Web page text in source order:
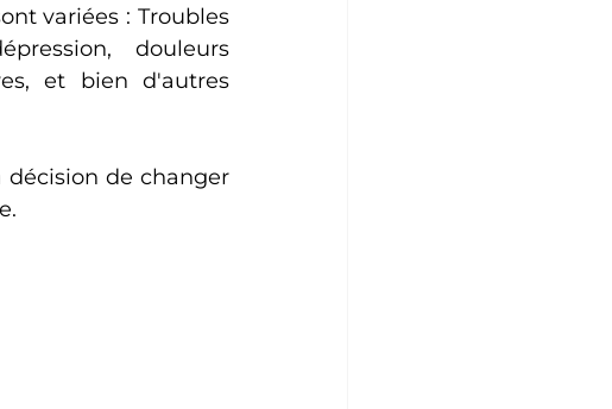
variées : Troubles
douleurs
et bien d'autres
décision de changer